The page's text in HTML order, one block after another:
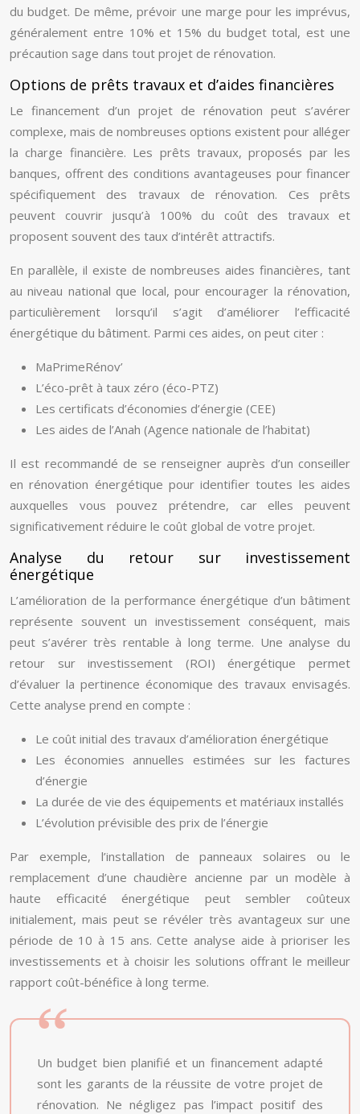
du budget. De même, prévoir une marge pour les imprévus,
généralement entre 10% et 15% du budget total, est une
précaution sage dans tout projet de rénovation.
Options de prêts travaux et d’aides financières
Le financement d’un projet de rénovation peut s’avérer
complexe, mais de nombreuses options existent pour alléger
la charge financière. Les prêts travaux, proposés par les
banques, offrent des conditions avantageuses pour financer
spécifiquement des travaux de rénovation. Ces prêts
peuvent couvrir jusqu’à 100% du coût des travaux et
proposent souvent des taux d’intérêt attractifs.
En parallèle, il existe de nombreuses aides financières, tant
au niveau national que local, pour encourager la rénovation,
particulièrement lorsqu’il s’agit d’améliorer l’efficacité
énergétique du bâtiment. Parmi ces aides, on peut citer :
MaPrimeRénov’
L’éco-prêt à taux zéro (éco-PTZ)
Les certificats d’économies d’énergie (CEE)
Les aides de l’Anah (Agence nationale de l’habitat)
Il est recommandé de se renseigner auprès d’un conseiller
en rénovation énergétique pour identifier toutes les aides
auxquelles vous pouvez prétendre, car elles peuvent
significativement réduire le coût global de votre projet.
Analyse du retour sur investissement
énergétique
L’amélioration de la performance énergétique d’un bâtiment
représente souvent un investissement conséquent, mais
peut s’avérer très rentable à long terme. Une analyse du
retour sur investissement (ROI) énergétique permet
d’évaluer la pertinence économique des travaux envisagés.
Cette analyse prend en compte :
Le coût initial des travaux d’amélioration énergétique
Les économies annuelles estimées sur les factures
d’énergie
La durée de vie des équipements et matériaux installés
L’évolution prévisible des prix de l’énergie
Par exemple, l’installation de panneaux solaires ou le
remplacement d’une chaudière ancienne par un modèle à
haute efficacité énergétique peut sembler coûteux
initialement, mais peut se révéler très avantageux sur une
période de 10 à 15 ans. Cette analyse aide à prioriser les
investissements et à choisir les solutions offrant le meilleur
rapport coût-bénéfice à long terme.
Un budget bien planifié et un financement adapté
sont les garants de la réussite de votre projet de
rénovation. Ne négligez pas l’impact positif des